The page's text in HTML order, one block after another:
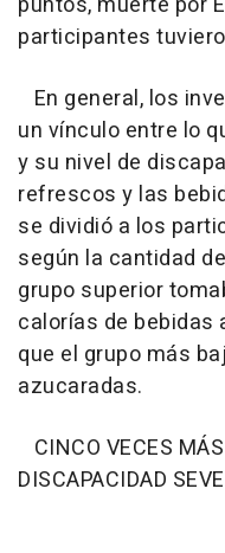
participantes
En general, los
un vínculo entre lo
y su nivel de
refrescos y las
se dividió a los
según la cantidad
grupo superior
calorías de bebidas
que el grupo más
azucaradas.
CINCO VECES
DISCAPACIDAD